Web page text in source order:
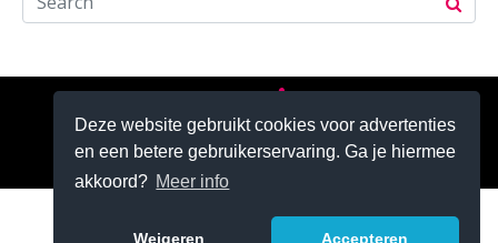
Deze website gebruikt cookies voor advertenties
en een betere gebruikerservaring. Ga je hiermee
akkoord? Meer info
Weigeren Accepteren
Zoeken